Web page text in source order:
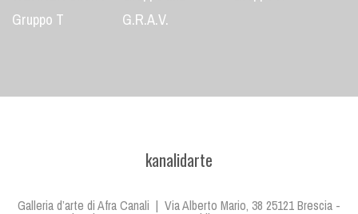
Gruppo T
G.R.A.V.
kanalidarte
Galleria d’arte di Afra Canali | Via Alberto Mario, 38 25121 Brescia -